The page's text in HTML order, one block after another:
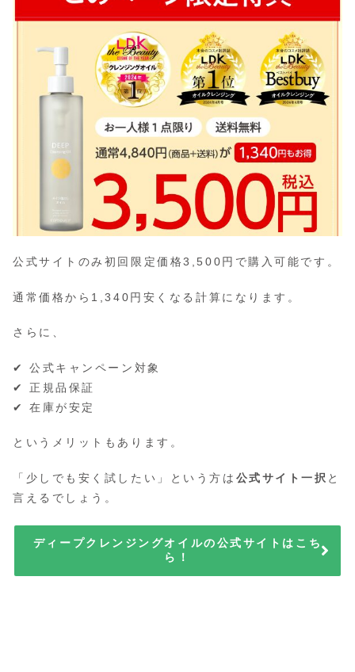
公式サイトのみ初回限定価格3,500円で購入可能です。
通常価格から1,340円安くなる計算になります。
さらに、
✔ 公式キャンペーン対象
✔ 正規品保証
✔ 在庫が安定
というメリットもあります。
「少しでも安く試したい」という方は 公式サイト一択 と
言えるでしょう。
ディープクレンジングオイルの公式サイトはこち
ら！